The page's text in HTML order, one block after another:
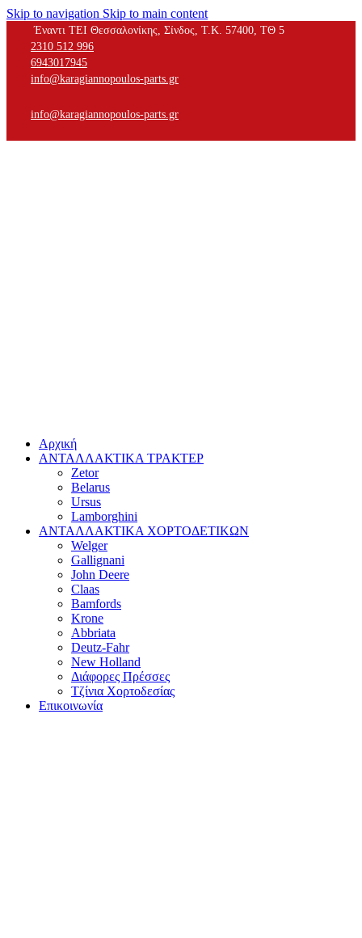
Skip to navigation Skip to main content
Έναντι ΤΕΙ Θεσσαλονίκης, Σίνδος, Τ.Κ. 57400, ΤΘ 5
2310 512 996
6943017945
info@karagiannopoulos-parts.gr
info@karagiannopoulos-parts.gr
Αρχική
ΑΝΤΑΛΛΑΚΤΙΚΑ ΤΡΑΚΤΕΡ
Zetor
Belarus
Ursus
Lamborghini
ΑΝΤΑΛΛΑΚΤΙΚΑ ΧΟΡΤΟΔΕΤΙΚΩΝ
Welger
Gallignani
John Deere
Claas
Bamfords
Krone
Abbriata
Deutz-Fahr
New Holland
Διάφορες Πρέσσες
Τζίνια Χορτοδεσίας
Επικοινωνία